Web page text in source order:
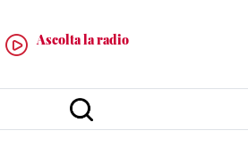
Ascolta la radio